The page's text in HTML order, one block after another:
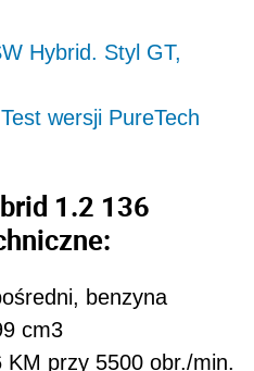
Hybrid. Styl GT,
wersji PureTech
1.2 136
benzyna
cm3
przy 5500 obr./min.